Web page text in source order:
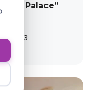
Palace”
3